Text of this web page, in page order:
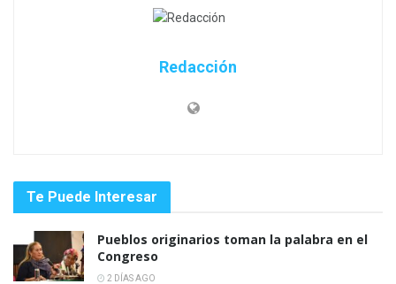
Redacción
Te Puede Interesar
Pueblos originarios toman la palabra en el
Congreso
2 DÍAS AGO